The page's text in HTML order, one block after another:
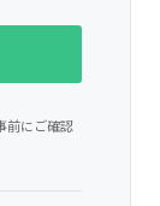
メ・漫画
ーティー・ヘルスケ
前にご確認